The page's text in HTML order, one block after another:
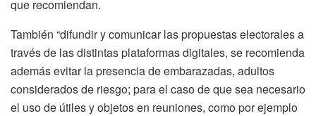
que recomiendan.
También “difundir y comunicar las propuestas electorales a
través de las distintas plataformas digitales, se recomienda
además evitar la presencia de embarazadas, adultos
considerados de riesgo; para el caso de que sea necesario
el uso de útiles y objetos en reuniones, como por ejemplo